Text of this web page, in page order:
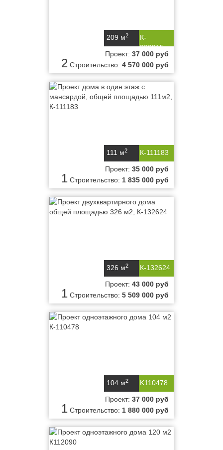
К-
220915
209 м2
2
Проект: 37 000 руб
Строительство: 4 570 000 руб
К-111183
111 м2
1
Проект: 35 000 руб
Строительство: 1 835 000 руб
К-132624
326 м2
1
Проект: 43 000 руб
Строительство: 5 509 000 руб
K110478
104 м2
1
Проект: 37 000 руб
Строительство: 1 880 000 руб